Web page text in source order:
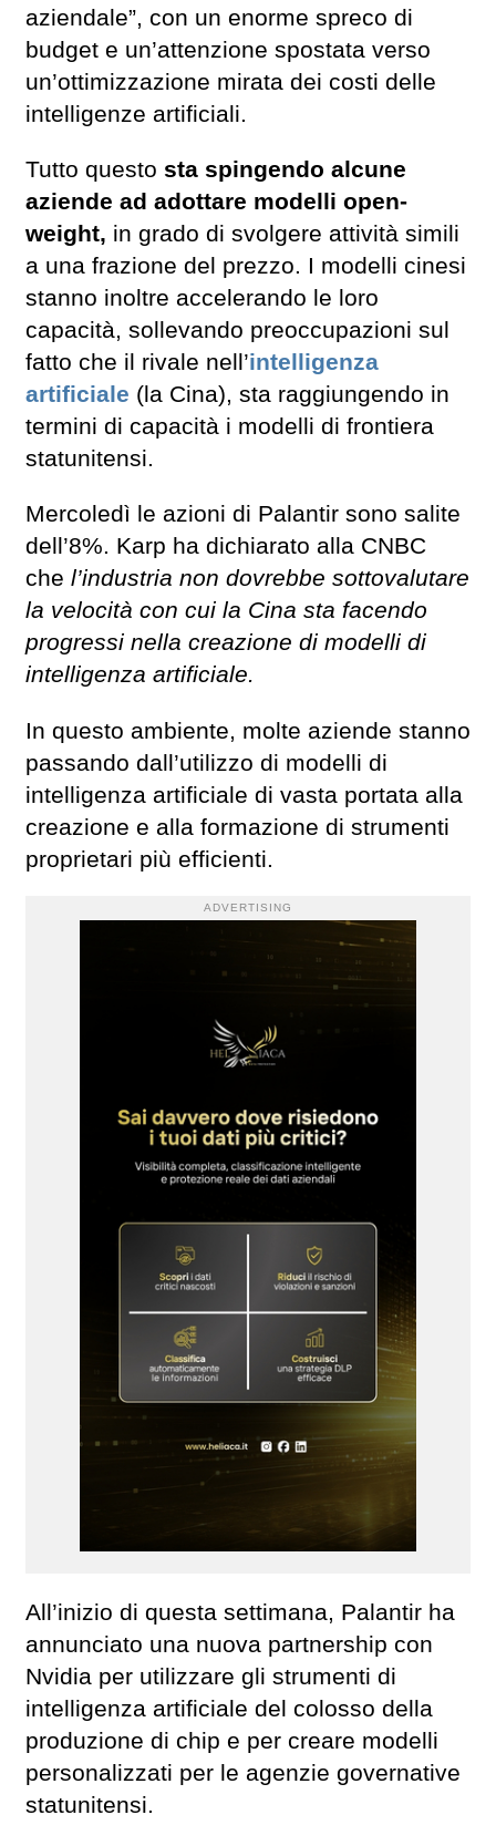
aziendale”, con un enorme spreco di
budget e un’attenzione spostata verso
un’ottimizzazione mirata dei costi delle
intelligenze artificiali.
Tutto questo sta spingendo alcune
aziende ad adottare modelli open-
weight, in grado di svolgere attività simili
a una frazione del prezzo. I modelli cinesi
stanno inoltre accelerando le loro
capacità, sollevando preoccupazioni sul
fatto che il rivale nell’intelligenza
artificiale (la Cina), sta raggiungendo in
termini di capacità i modelli di frontiera
statunitensi.
Mercoledì le azioni di Palantir sono salite
dell’8%. Karp ha dichiarato alla CNBC
che l’industria non dovrebbe sottovalutare
la velocità con cui la Cina sta facendo
progressi nella creazione di modelli di
intelligenza artificiale.
In questo ambiente, molte aziende stanno
passando dall’utilizzo di modelli di
intelligenza artificiale di vasta portata alla
creazione e alla formazione di strumenti
proprietari più efficienti.
ADVERTISING
All’inizio di questa settimana, Palantir ha
annunciato una nuova partnership con
Nvidia per utilizzare gli strumenti di
intelligenza artificiale del colosso della
produzione di chip e per creare modelli
personalizzati per le agenzie governative
statunitensi.